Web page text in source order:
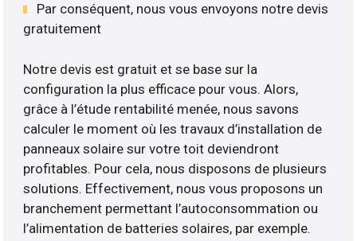
Par conséquent, nous vous envoyons notre devis
gratuitement
Notre devis est gratuit et se base sur la
configuration la plus efficace pour vous. Alors,
grâce à l’étude rentabilité menée, nous savons
calculer le moment où les travaux d’installation de
panneaux solaire sur votre toit deviendront
profitables. Pour cela, nous disposons de plusieurs
solutions. Effectivement, nous vous proposons un
branchement permettant l’autoconsommation ou
l’alimentation de batteries solaires, par exemple.